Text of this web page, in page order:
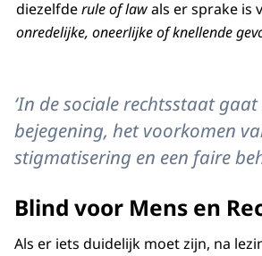
diezelfderule of lawals er sprake is
onredelijke, oneerlijke of knellende
‘In de sociale rechtsstaat
bejegening, het voorkomen
stigmatisering en een faire
Blind voor Mens en
Als er iets duidelijk moet zijn, na